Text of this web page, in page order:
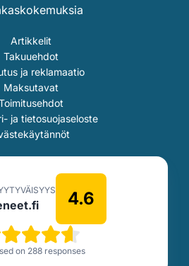
Artikkelit
Takuuehdot
ja reklamaatio
Maksutavat
ja tietosuojaseloste
4.6
on 288 responses